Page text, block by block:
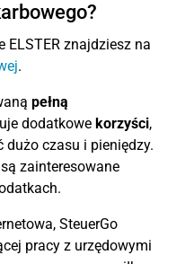
ELSTER znajdziesz na
.
pełną
dodatkowe korzyści,
dużo czasu i pieniędzy.
zainteresowane
SteuerGo
pracy z urzędowymi